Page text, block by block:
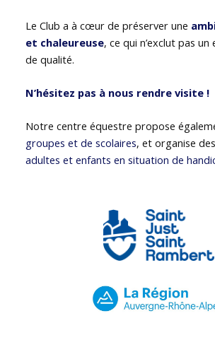
Le Club a à cœur de préserver une
et chaleureuse, ce qui n’exclut pas
de qualité.
N’hésitez pas à nous rendre visite !
Notre centre équestre propose
groupes et de scolaires, et organise
adultes et enfants en situation de